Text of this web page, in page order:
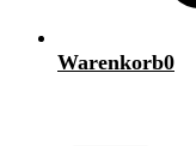
Warenkorb0